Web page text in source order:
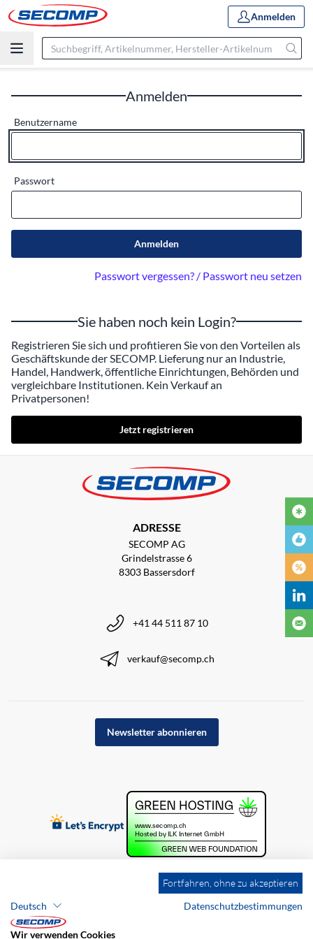
Anmelden
Anmelden
Benutzername
Passwort
Anmelden
Passwort vergessen? / Passwort neu setzen
Sie haben noch kein Login?
Registrieren Sie sich und profitieren Sie von den Vorteilen als
Geschäftskunde der SECOMP. Lieferung nur an Industrie,
Handel, Handwerk, öffentliche Einrichtungen, Behörden und
vergleichbare Institutionen. Kein Verkauf an
Privatpersonen!
Jetzt registrieren
ADRESSE
SECOMP AG
Grindelstrasse 6
8303 Bassersdorf
+41 44 511 87 10
verkauf@secomp.ch
Newsletter abonnieren
Fortfahren, ohne zu akzeptieren
Deutsch
Datenschutzbestimmungen
Wir verwenden Cookies